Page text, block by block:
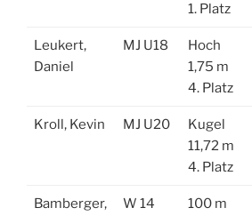
1. Platz
Leukert,
Daniel
MJ U18
Hoch
1,75 m
4. Platz
Kroll, Kevin MJ U20
Kugel
11,72 m
4. Platz
Bamberger,
W 14
100 m